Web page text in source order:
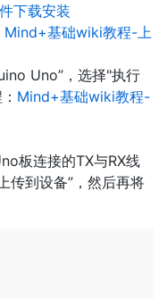
下载安装
Mind+基础wiki教程-上
Uno”，选择"执行
Mind+基础wiki教程-
板连接的TX与RX线
传到设备”，然后再将